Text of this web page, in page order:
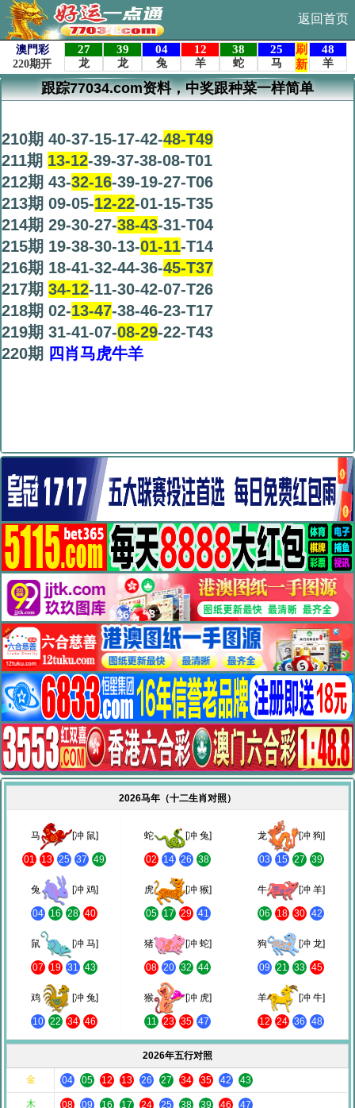
返回首页
跟踪77034.com资料，中奖跟种菜一样简单
210期 40-37-15-17-42-48-T49
211期 13-12-39-37-38-08-T01
212期 43-32-16-39-19-27-T06
213期 09-05-12-22-01-15-T35
214期 29-30-27-38-43-31-T04
215期 19-38-30-13-01-11-T14
216期 18-41-32-44-36-45-T37
217期 34-12-11-30-42-07-T26
218期 02-13-47-38-46-23-T17
219期 31-41-07-08-29-22-T43
220期 四肖马虎牛羊